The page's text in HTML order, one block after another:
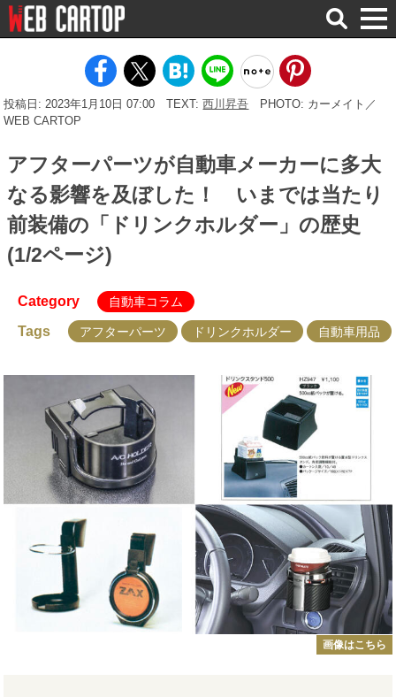
検
索
投稿日: 2023年1月10日 07:00 TEXT:西川昇吾
PHOTO: カーメイト／
WEB CARTOP
アフターパーツが自動車メーカーに多大
なる影響を及ぼした！ いまでは当たり
前装備の「ドリンクホルダー」の歴史
(1/2ページ)
Category 自動車コラム
Tags アフターパーツ ドリンクホルダー 自動車用品
画像はこちら